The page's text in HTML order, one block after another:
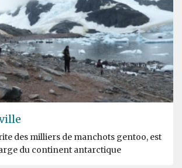
des milliers de manchots gentoo, est
du continent antarctique